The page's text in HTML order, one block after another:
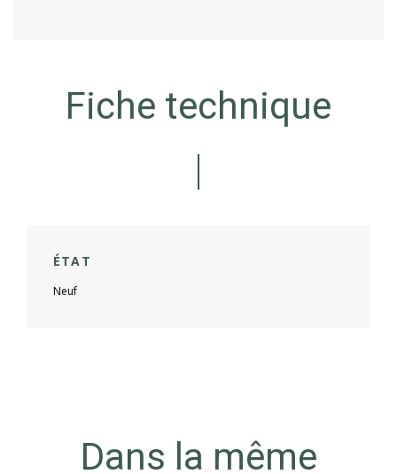
Fiche technique
ÉTAT
Neuf
Dans la même